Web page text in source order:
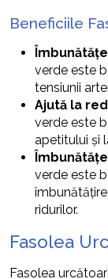
Beneficiile
verde este
tensiunii
Ajută la
verde este
apetitului și
verde este
ridurilor.
Fasolea
Fasolea